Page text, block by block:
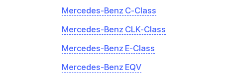
Mercedes-Benz C-Class
Mercedes-Benz CLK-Class
Mercedes-Benz E-Class
Mercedes-Benz EQV